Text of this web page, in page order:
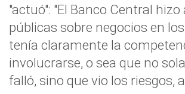
"actuó": "El Banco Central
públicas sobre negocios en
tenía claramente la
involucrarse, o sea que no
falló, sino que vio los riesgos,